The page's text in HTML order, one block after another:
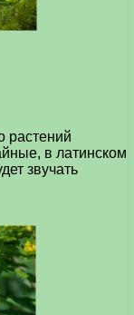
растений
в латинском
звучать